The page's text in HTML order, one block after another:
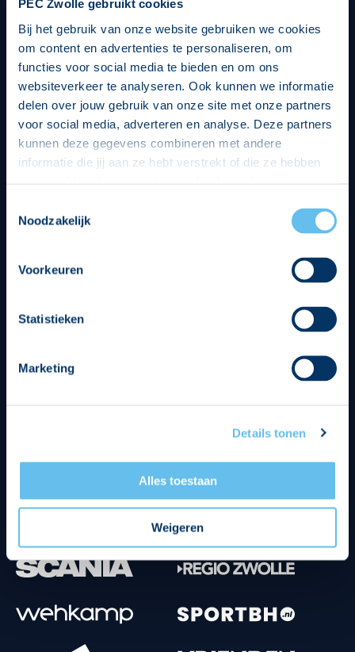
PEC Zwolle gebruikt cookies
Bij het gebruik van onze website gebruiken we cookies
om content en advertenties te personaliseren, om
functies voor social media te bieden en om ons
websiteverkeer te analyseren. Ook kunnen we informatie
delen over jouw gebruik van onze site met onze partners
voor social media, adverteren en analyse. Deze partners
kunnen deze gegevens combineren met andere
informatie die jij aan ze hebt verstrekt of die ze hebben
op een veilige en integere wijze. Je kunt je toestemming
beheren op de privacy- en cookieverklaring pagina.
Noodzakelijk
Voorkeuren
Statistieken
Marketing
Details tonen
Alles toestaan
Weigeren